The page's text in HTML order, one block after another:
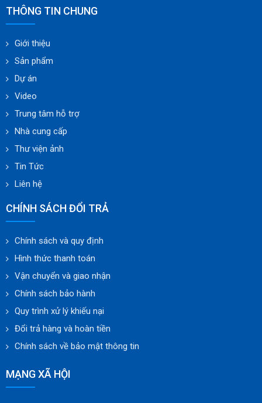
THÔNG TIN CHUNG
Giới thiệu
Sản phẩm
Dự án
Video
Trung tâm hỗ trợ
Nhà cung cấp
Thư viện ảnh
Tin Tức
Liên hệ
CHÍNH SÁCH ĐỔI TRẢ
Chính sách và quy định
Hình thức thanh toán
Vận chuyển và giao nhận
Chính sách bảo hành
Quy trình xử lý khiếu nại
Đổi trả hàng và hoàn tiền
Chính sách về bảo mật thông tin
MẠNG XÃ HỘI